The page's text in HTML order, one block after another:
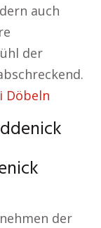
auch
der
Döbeln
der